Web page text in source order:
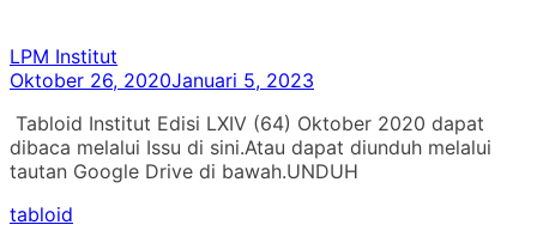
LPM Institut
Oktober 26, 2020Januari 5, 2023
Tabloid Institut Edisi LXIV (64) Oktober 2020 dapat
dibaca melalui Issu di sini.Atau dapat diunduh melalui
tautan Google Drive di bawah.UNDUH
tabloid